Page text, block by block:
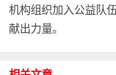
机构组织加入公益队
献出力量。